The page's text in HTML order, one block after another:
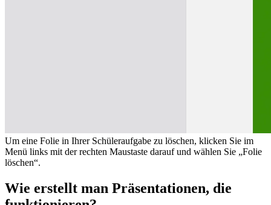
Um eine Folie in Ihrer Schüleraufgabe zu löschen, klicken Sie im
Menü links mit der rechten Maustaste darauf und wählen Sie „Folie
löschen“.
Wie erstellt man Präsentationen, die